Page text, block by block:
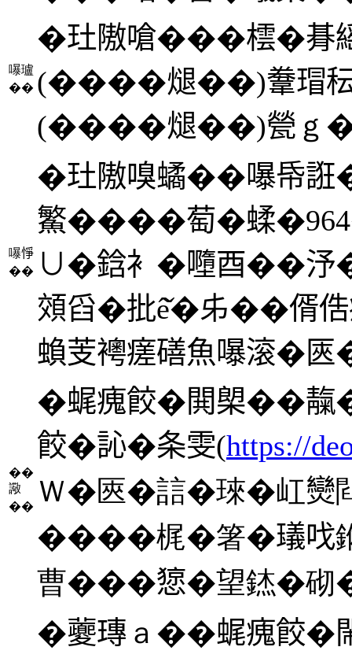
嚗瓐
��
�𤣰隞嗆���橒�朞
(����煺��)韏瑁
(����煺��)甇ｇ
嚗𢛵
��
�𤣰隞嗅𧑐��嚗帋
鰵����萄�蝚
∪�鋡衤�𡃏酉��汿
頝舀�批ê̌�𠂔��偦俈
蝜芰𧞄瘥磰魚嚗滚�
��
䜘
��
�𧋦瘣餃�閧㮾��
餃�訫�条雯(https://
Ｗ�匧�誩�琜�屸𤓖
����梶�箸�𤩺𠯫
曹���𢠃�望錰�
�𡖂瑼ａ��𧋦瘣餃�